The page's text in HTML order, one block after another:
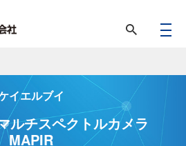
イエルブイ
ルチスペクトルカメラ
MAPIR